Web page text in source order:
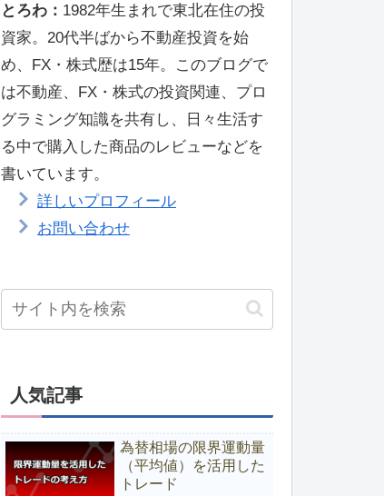
とろわ： 1982年生まれで東北在住の投
資家。20代半ばから不動産投資を始
め、FX・株式歴は15年。このブログで
は不動産、FX・株式の投資関連、プロ
グラミング知識を共有し、日々生活す
る中で購入した商品のレビューなどを
書いています。
詳しいプロフィール
お問い合わせ
人気記事
為替相場の限界運動量
（平均値）を活用した
トレード